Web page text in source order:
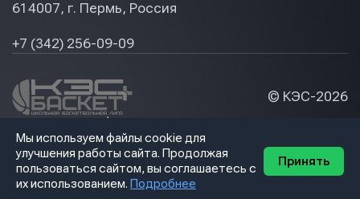
614007, г. Пермь, Россия
+7 (342) 256-09-09
© КЭС-2026
Политика конфидециальности
Мы используем файлы cookie для
улучшения работы сайта. Продолжая
пользоваться сайтом, вы соглашаетесь с
их использованием. Подробнее
Принять